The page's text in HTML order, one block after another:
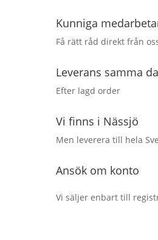
Kunniga
Få rätt råd direkt från
Leverans samma
Efter lagd order
Vi finns i Nässjö
Men leverera till hela
Ansök om konto
Vi säljer enbart till